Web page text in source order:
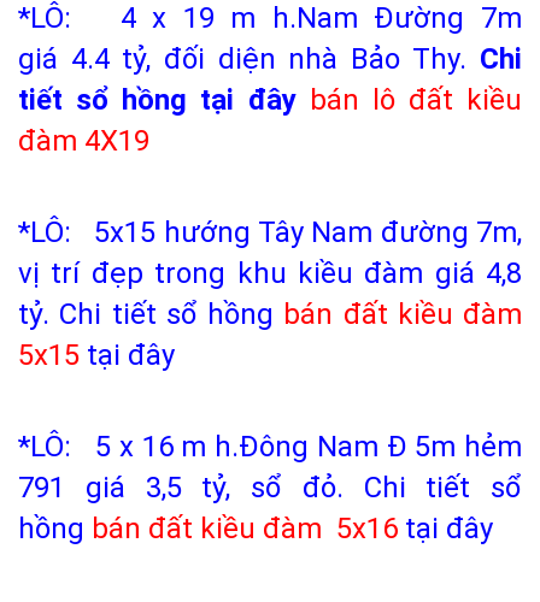
*LÔ: 4 x 19 m h.Nam Đường 7m
giá 4.4 tỷ, đối diện nhà Bảo Thy. Chi
tiết sổ hồng tại đây bán lô đất kiều
đàm 4X19
*LÔ: 5x15 hướng Tây Nam đường 7m,
vị trí đẹp trong khu kiều đàm giá 4,8
tỷ. Chi tiết sổ hồng bán đất kiều đàm
5x15 tại đây
*LÔ: 5 x 16 m h.Đông Nam Đ 5m hẻm
791 giá 3,5 tỷ, sổ đỏ. Chi tiết sổ
hồng bán đất kiều đàm 5x16 tại đây